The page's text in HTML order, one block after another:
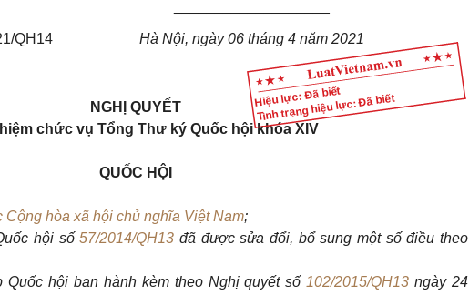
Hiệu lực: Đã biết
Tình trạng hiệu lực: Đã biết
QH14 Hà Nội, ngày 06 tháng 4 năm 2021
NGHỊ QUYẾT
chức vụ Tổng Thư ký Quốc hội khóa XIV
QUỐC HỘI
Cộng hòa xã hội chủ nghĩa Việt Nam;
hội số57/2014/QH13 đã được sửa đổi, bổ sung một số điều theo
Quốc hội ban hành kèm theo Nghị quyết số 102/2015/QH13 ngày 24